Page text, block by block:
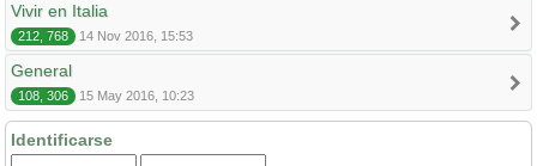
Vivir en Italia
212, 768 14 Nov 2016, 15:53
General
108, 306 15 May 2016, 10:23
Identificarse